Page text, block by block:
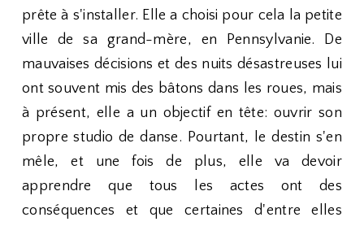
prête à s'installer. Elle a choisi pour cela la petite
ville de sa grand-mère, en Pennsylvanie. De
mauvaises décisions et des nuits désastreuses lui
ont souvent mis des bâtons dans les roues, mais
à présent, elle a un objectif en tête: ouvrir son
propre studio de danse. Pourtant, le destin s'en
mêle, et une fois de plus, elle va devoir
apprendre que tous les actes ont des
conséquences et que certaines d'entre elles